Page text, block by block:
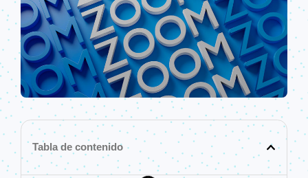
Tabla de contenido